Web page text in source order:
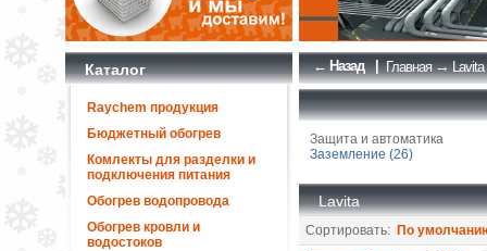
Каталог
Raychem продукция
Бюджетный обогрев
Комлекты для разделки и
подключения питания
Обогрев водопровода
Обогрев кровли и
водостоков
← Назад | Главная→Lavita
Защита и автоматика
Заземление (26)
Lavita
Сортировать: По